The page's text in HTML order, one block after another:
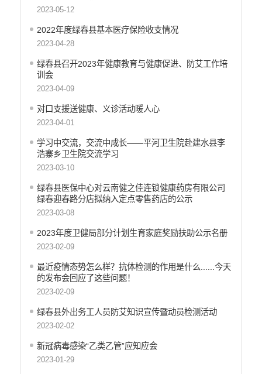
2023-05-12
2022年度绿春县基本医疗保险收支情况
2023-04-28
绿春县召开2023年健康教育与健康促进、防艾工作培
训会
2023-04-09
对口支援送健康、义诊活动暖人心
2023-04-01
学习中交流，交流中成长——平河卫生院赴建水县李
浩寨乡卫生院交流学习
2023-03-10
绿春县医保中心对云南健之佳连锁健康药房有限公司
绿春迎春路分店拟纳入定点零售药店的公示
2023-03-08
2023年度卫健局部分计划生育家庭奖励扶助公示名册
2023-02-09
最近疫情态势怎么样？抗体检测的作用是什么......今天
的发布会回应了这些问题！
2023-02-09
绿春县外出务工人员防艾知识宣传暨动员检测活动
2023-02-02
新冠病毒感染“乙类乙管”应知应会
2023-01-29